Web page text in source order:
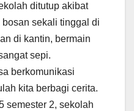
ditutup akibat
sekali tinggal di
di kantin, bermain
sepi.
berkomunikasi
kita berbagi cerita.
semester 2, sekolah